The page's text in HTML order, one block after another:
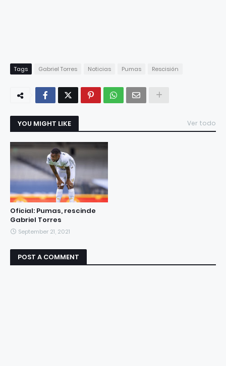
Tags Gabriel Torres Noticias Pumas Rescisión
YOU MIGHT LIKE Ver todo
Oficial: Pumas, rescinde
Gabriel Torres
September 21, 2021
POST A COMMENT